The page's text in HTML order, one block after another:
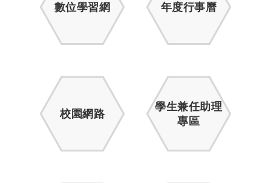
數位學習網 年度行事曆
校園網路
學生兼任助理
專區